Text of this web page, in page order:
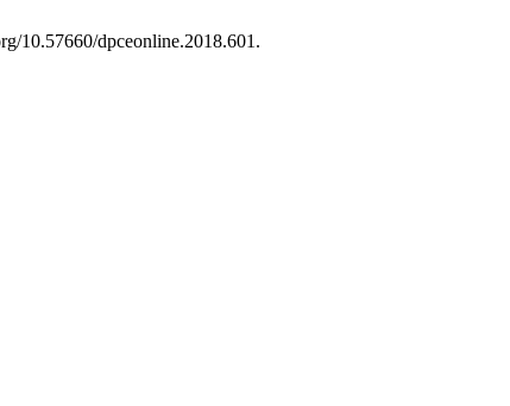
10.57660/dpceonline.2018.601.